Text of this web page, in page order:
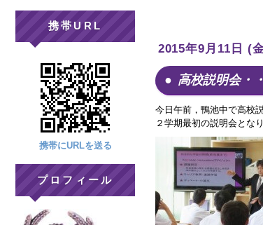
携帯URL
携帯にURLを送る
プロフィール
2015年9月11日 (
高校説明会・
今日午前，鴨池中で高校
２学期最初の説明会とな